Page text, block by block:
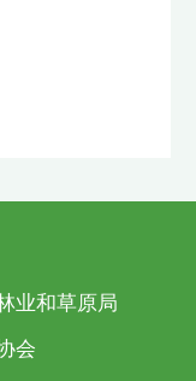
业和草原局
会